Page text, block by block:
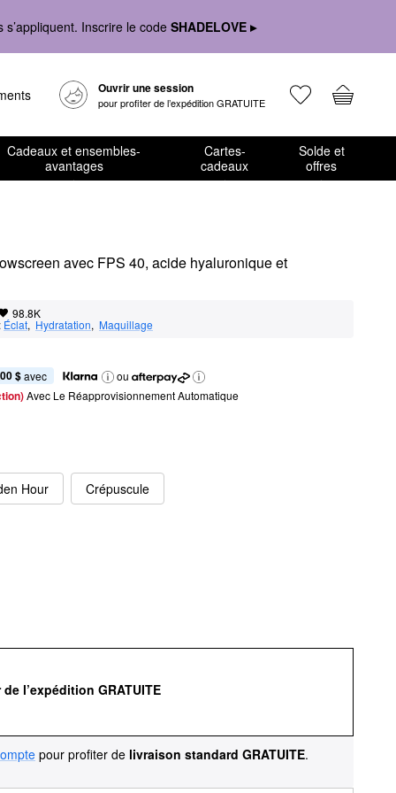
Inscrire le code SHADELOVE ▸
Ouvrir une session
pour profiter de l’expédition GRATUITE
Cadeaux et ensembles-
avantages
Cartes-
cadeaux
Solde et
offres
avec FPS 40, acide hyaluronique et
98.8K
Éclat, Hydratation, Maquillage
$ avec
ou
Avec Le Réapprovisionnement Automatique
Hour Crépuscule
l’expédition GRATUITE
pour profiter de livraison standard GRATUITE.